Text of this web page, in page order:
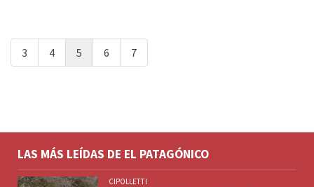
3 4 5 6 7
LAS MÁS LEÍDAS DE EL PATAGÓNICO
CIPOLLETTI